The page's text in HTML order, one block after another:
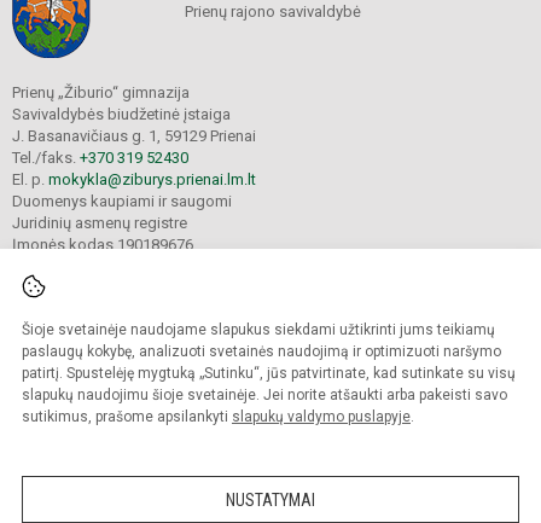
Šioje svetainėje naudojame slapukus siekdami užtikrinti jums teikiamų
paslaugų kokybę, analizuoti svetainės naudojimą ir optimizuoti naršymo
patirtį. Spustelėję mygtuką „Sutinku“, jūs patvirtinate, kad sutinkate su visų
slapukų naudojimu šioje svetainėje. Jei norite atšaukti arba pakeisti savo
sutikimus, prašome apsilankyti slapukų valdymo puslapyje.
NUSTATYMAI
Prienų rajono savivaldybė
Prienų „Žiburio“ gimnazija
Savivaldybės biudžetinė įstaiga
J. Basanavičiaus g. 1, 59129 Prienai
Tel./faks. +370 319 52430
El. p. mokykla@ziburys.prienai.lm.lt
Duomenys kaupiami ir saugomi
Juridinių asmenų registre
Įmonės kodas 190189676
© 2023 Prienų "Žiburio" gimnazija. Visos teisės saugomos.
Kopijuoti turinį be raštiško gimnazijos sutikimo griežtai draudžiama.
Versija neįgaliesiems Slapukų politika
Sumanus būdas atnaujinti